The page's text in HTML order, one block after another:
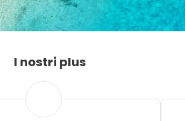
I nostri plus